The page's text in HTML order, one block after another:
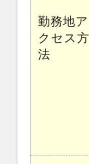
勤務地ア
クセス方
法